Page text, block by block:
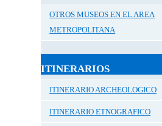
OTROS MUSEOS EN EL AREA
METROPOLITANA
ITINERARIOS
ITINERARIO ARCHEOLOGICO
ITINERARIO ETNOGRAFICO